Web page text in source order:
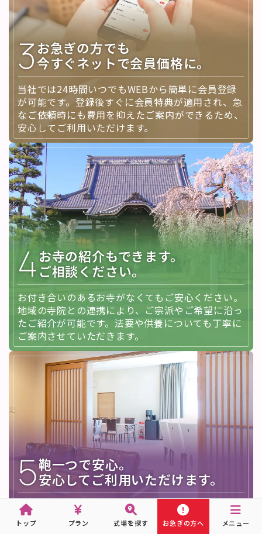
トップ プラン 式場を探す お急ぎの方へ メニュー
3お急ぎの方でも
今すぐネットで会員価格に。
当社では24時間いつでもWEBから簡単に会員登録
が可能です。登録後すぐに会員特典が適用され、急
なご依頼時にも費用を抑えたご案内ができるため、
安心してご利用いただけます。
4お寺の紹介もできます。
ご相談ください。
お付き合いのあるお寺がなくてもご安心ください。
地域の寺院との連携により、ご宗派やご希望に沿っ
たご紹介が可能です。法要や供養についても丁寧に
ご案内させていただきます。
5鞄一つで安心。
安心してご利用いただけます。
必要な設備をすべて整えた家族葬専用ホールをご用
意しております。ご宿泊やお着替え、お食事まで対
応可能で、女性スタッフが中心となり、ご家族の不